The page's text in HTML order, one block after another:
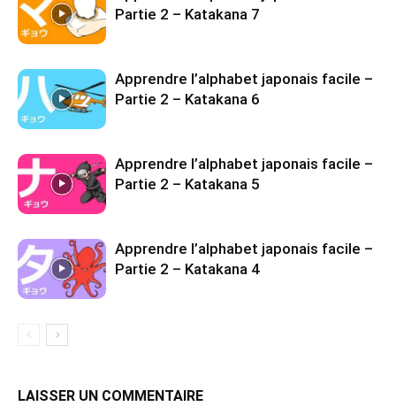
Partie 2 – Katakana 7
Apprendre l’alphabet japonais facile –
Partie 2 – Katakana 6
Apprendre l’alphabet japonais facile –
Partie 2 – Katakana 5
Apprendre l’alphabet japonais facile –
Partie 2 – Katakana 4
LAISSER UN COMMENTAIRE